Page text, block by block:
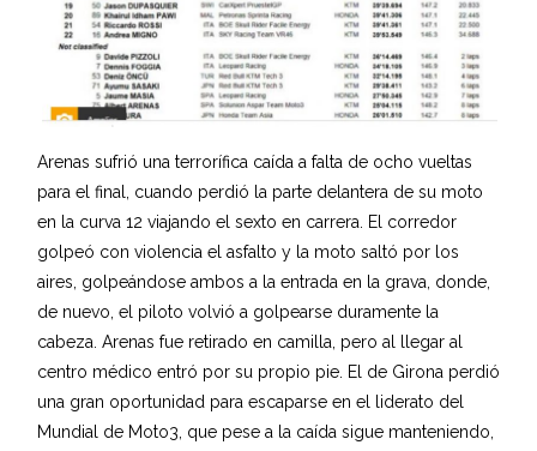
Arenas sufrió una terrorífica caída a falta de ocho vueltas
para el final, cuando perdió la parte delantera de su moto
en la curva 12 viajando el sexto en carrera. El corredor
golpeó con violencia el asfalto y la moto saltó por los
aires, golpeándose ambos a la entrada en la grava, donde,
de nuevo, el piloto volvió a golpearse duramente la
cabeza. Arenas fue retirado en camilla, pero al llegar al
centro médico entró por su propio pie. El de Girona perdió
una gran oportunidad para escaparse en el liderato del
Mundial de Moto3, que pese a la caída sigue manteniendo,